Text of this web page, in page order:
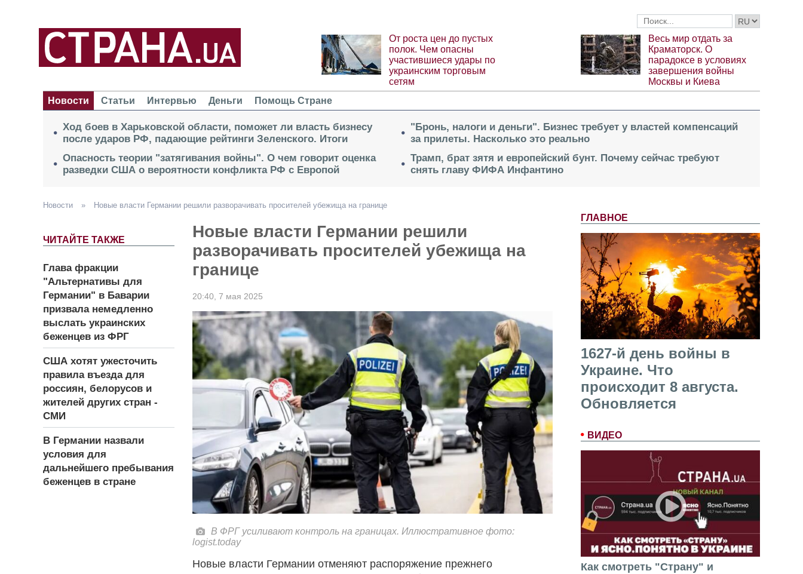
От роста цен до пустых
полок. Чем опасны
участившиеся удары по
украинским торговым
сетям
Весь мир отдать за
Краматорск. О
парадоксе в условиях
завершения войны
Москвы и Киева
Новости
Статьи Интервью Деньги Помощь Стране
Ход боев в Харьковской области, поможет ли власть бизнесу
после ударов РФ, падающие рейтинги Зеленского. Итоги
Опасность теории "затягивания войны". О чем говорит оценка
разведки США о вероятности конфликта РФ с Европой
"Бронь, налоги и деньги". Бизнес требует у властей компенсаций
за прилеты. Насколько это реально
Трамп, брат зятя и европейский бунт. Почему сейчас требуют
снять главу ФИФА Инфантино
ГЛАВНОЕ
1627-й день войны в
Украине. Что
происходит 8 августа.
Обновляется
ВИДЕО
Как смотреть "Страну" и
Новости » Новые власти Германии решили разворачивать просителей убежища на границе
ЧИТАЙТЕ ТАКЖЕ
Глава фракции
"Альтернативы для
Германии" в Баварии
призвала немедленно
выслать украинских
беженцев из ФРГ
США хотят ужесточить
правила въезда для
россиян, белорусов и
жителей других стран -
СМИ
В Германии назвали
условия для
дальнейшего пребывания
беженцев в стране
Новые власти Германии решили
разворачивать просителей убежища на
границе
20:40, 7 мая 2025
В ФРГ усиливают контроль на границах. Иллюстративное фото:
logist.today
Новые власти Германии отменяют распоряжение прежнего